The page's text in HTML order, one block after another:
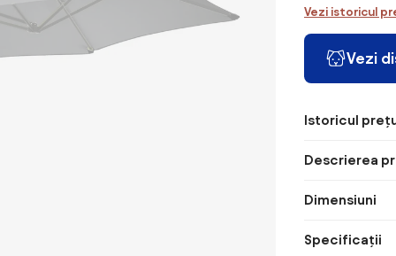
Vezi istoricul
Vezi
Istoricul
Descrierea
Dimensiuni
Specificații